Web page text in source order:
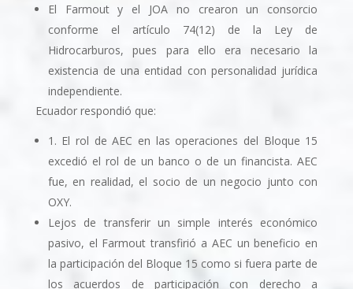
El Farmout y el JOA no crearon un consorcio
conforme el artículo 74(12) de la Ley de
Hidrocarburos, pues para ello era necesario la
existencia de una entidad con personalidad jurí­dica
independiente.
Ecuador respondió que:
1. El rol de AEC en las operaciones del Bloque 15
excedió el rol de un banco o de un financista. AEC
fue, en realidad, el socio de un negocio junto con
OXY.
Lejos de transferir un simple interés económico
pasivo, el Farmout transfirió a AEC un beneficio en
la participación del Bloque 15 como si fuera parte de
los acuerdos de participación con derecho a